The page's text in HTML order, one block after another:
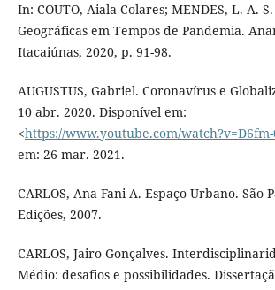
In: COUTO, Aiala Colares; MENDES, L. A.
Geográficas em Tempos de Pandemia.
Itacaiúnas, 2020, p. 91-98.
AUGUSTUS, Gabriel. Coronavírus e
10 abr. 2020. Disponível em:
<https://www.youtube.com/
em: 26 mar. 2021.
CARLOS, Ana Fani A. Espaço Urbano. São
Edições, 2007.
CARLOS, Jairo Gonçalves.
Médio: desafios e possibilidades.